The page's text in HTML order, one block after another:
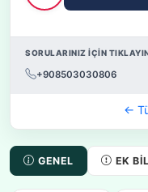
SORULARINIZ İÇİN
+908503030806
←
GENEL EK